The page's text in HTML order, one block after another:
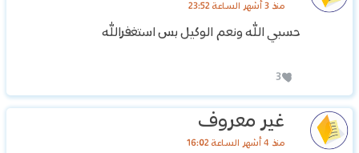
منذ 3 أشهر الساعة 23:52
حسبي الله ونعم الوكيل بس استغفرالله
3
غير معروف
منذ 4 أشهر الساعة 16:02